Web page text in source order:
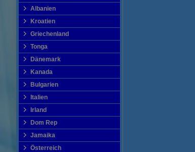
Albanien
Kroatien
Griechenland
Tonga
Dänemark
Kanada
Bulgarien
Italien
Irland
Dom Rep
Jamaika
Österreich